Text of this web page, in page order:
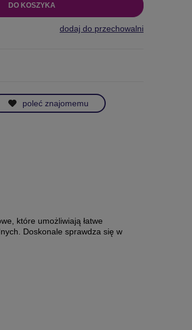
DO KOSZYKA
dodaj do przechowalni
poleć znajomemu
które umożliwiają łatwe
Doskonale sprawdza się w